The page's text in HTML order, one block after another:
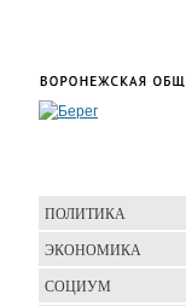
ПОЛИТИКА
ЭКОНОМИКА
СОЦИУМ